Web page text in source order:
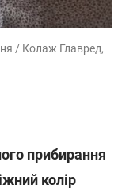
/ Колаж Главред,
прибирання
колір